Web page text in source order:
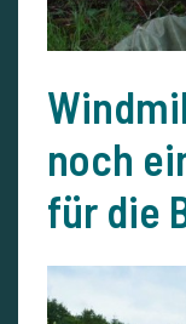
noch
für die